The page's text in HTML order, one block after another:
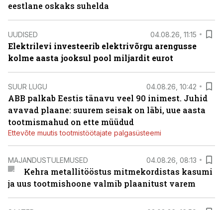
eestlane oskaks suhelda
UUDISED 04.08.26, 11:15
Elektrilevi investeerib elektrivõrgu arengusse
kolme aasta jooksul pool miljardit eurot
SUUR LUGU 04.08.26, 10:42
ABB palkab Eestis tänavu veel 90 inimest. Juhid
avavad plaane: suurem seisak on läbi, uue aasta
tootmismahud on ette müüdud
Ettevõte muutis tootmistöötajate palgasüsteemi
MAJANDUSTULEMUSED 04.08.26, 08:13
Kehra metallitööstus mitmekordistas kasumi
ja uus tootmishoone valmib plaanitust varem